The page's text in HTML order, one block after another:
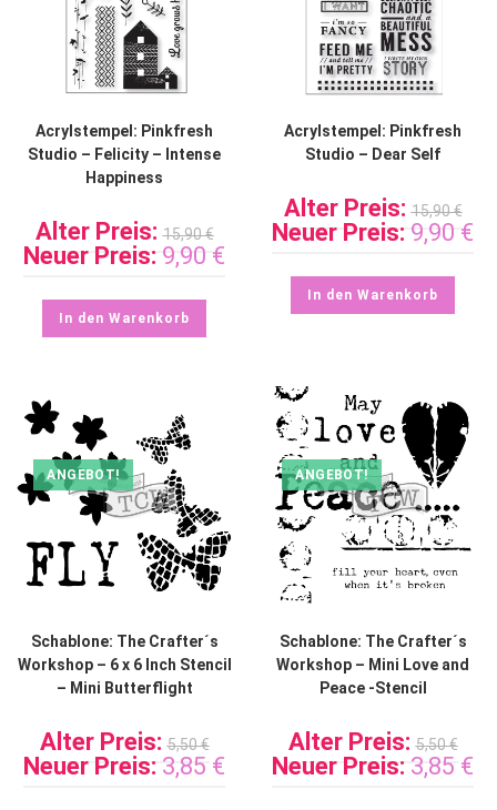
Acrylstempel: Pinkfresh
Studio – Felicity – Intense
Happiness
Alter Preis: 15,90€
Neuer Preis: 9,90 €
In den Warenkorb
Acrylstempel: Pinkfresh
Studio – Dear Self
Alter Preis: 15,90€
Neuer Preis: 9,90 €
In den Warenkorb
ANGEBOT!
Schablone: The Crafter´s
Workshop – 6 x 6 Inch Stencil
– Mini Butterflight
Alter Preis: 5,50€
Neuer Preis: 3,85 €
ANGEBOT!
Schablone: The Crafter´s
Workshop – Mini Love and
Peace -Stencil
Alter Preis: 5,50€
Neuer Preis: 3,85 €